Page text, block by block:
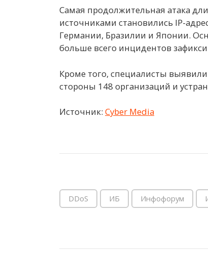
Самая продолжительная атака
источниками становились IP-
Германии, Бразилии и Японии.
больше всего инцидентов
Кроме того, специалисты
стороны 148 организаций и
Источник: Cyber Media
DDoS ИБ Инфофорум